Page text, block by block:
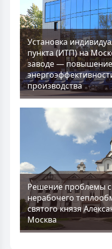
Установка
пункта (ИТП) на
заводе — повышение
производства
Решение проблемы
нерабочего
святого князя
Москва